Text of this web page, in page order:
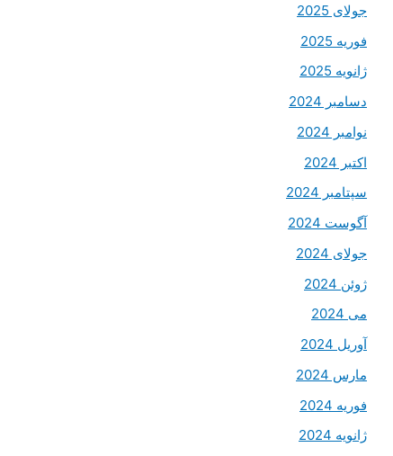
جولای 2025
فوریه 2025
ژانویه 2025
دسامبر 2024
نوامبر 2024
اکتبر 2024
سپتامبر 2024
آگوست 2024
جولای 2024
ژوئن 2024
می 2024
آوریل 2024
مارس 2024
فوریه 2024
ژانویه 2024